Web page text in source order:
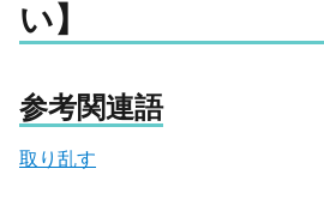
い】
参考関連語
取り乱す